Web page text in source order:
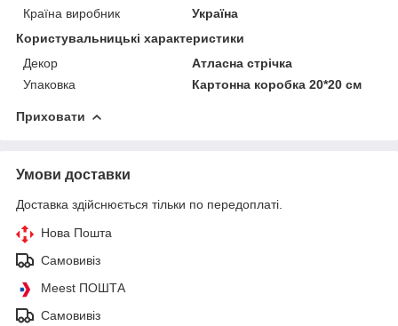
Країна виробник
Україна
Користувальницькі характеристики
Декор
Атласна стрічка
Упаковка
Картонна коробка 20*20 см
Приховати
Умови доставки
Доставка здійснюється тільки по передоплаті.
Нова Пошта
Самовивіз
Meest ПОШТА
Самовивіз